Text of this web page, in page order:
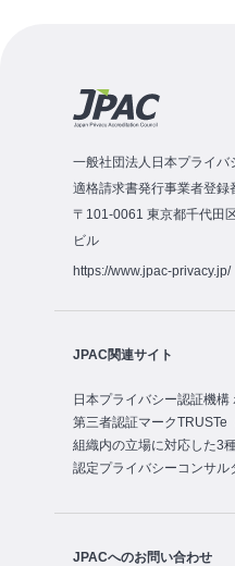
一般社団法人日本プライバ
適格請求書発行事業者登
〒101-0061 東京都千代田
ビル
https://www.jpac-privacy.jp/
JPAC関連サイト
日本プライバシー認証機構
第三者認証マークTRUSTe
組織内の立場に対応した3
認定プライバシーコンサル
JPACへのお問い合わせ